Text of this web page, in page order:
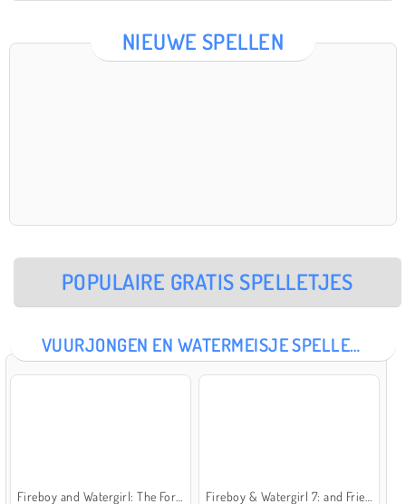
NIEUWE SPELLEN
POPULAIRE GRATIS SPELLETJES
VUURJONGEN EN WATERMEISJE SPELLETJES